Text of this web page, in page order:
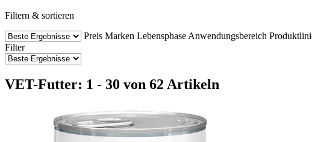
Filtern & sortieren
Preis Marken Lebensphase Anwendungsbereich
Filter
VET-Futter: 1 - 30 von 62 Artikeln